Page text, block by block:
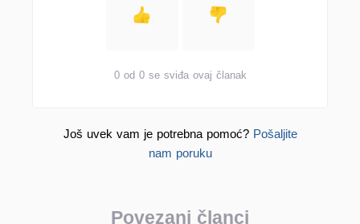
0 od 0 se sviđa ovaj članak
Još uvek vam je potrebna pomoć? Pošaljite
nam poruku
Povezani članci